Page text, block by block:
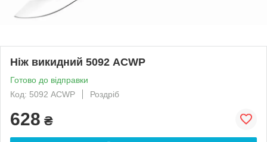
Ніж викидний 5092 ACWP
Готово до відправки
Код: 5092 ACWP
Роздріб
628 ₴